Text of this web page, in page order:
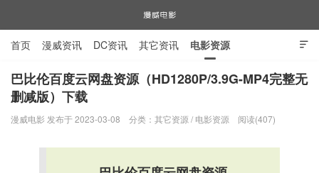
漫威电影

首页 漫威资讯 DC资讯 其它资讯 电影资源
电视剧资源 漫威图片
巴比伦百度云网盘资源（HD1280P/3.9G-MP4完整无
删减版）下载
漫威电影 发布于 2023-03-08 分类： 其它资源 / 电影资源 阅读(407)